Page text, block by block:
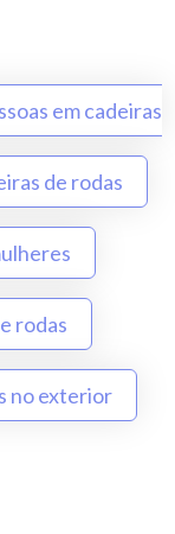
em cadeiras
de rodas
rodas
no exterior